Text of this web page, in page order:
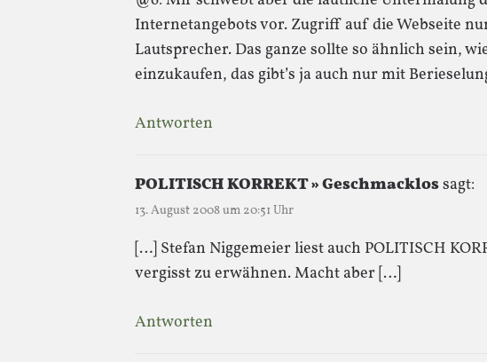
Internetangebots vor. Zugriff auf die Webseite
Lautsprecher. Das ganze sollte so ähnlich sein,
einzukaufen, das gibt’s ja auch nur mit
Antworten
POLITISCH KORREKT » Geschmacklossagt:
13. August 2008 um 20:51 Uhr
[…] Stefan Niggemeier liest auch POLITISCH
vergisst zu erwähnen. Macht aber […]
Antworten